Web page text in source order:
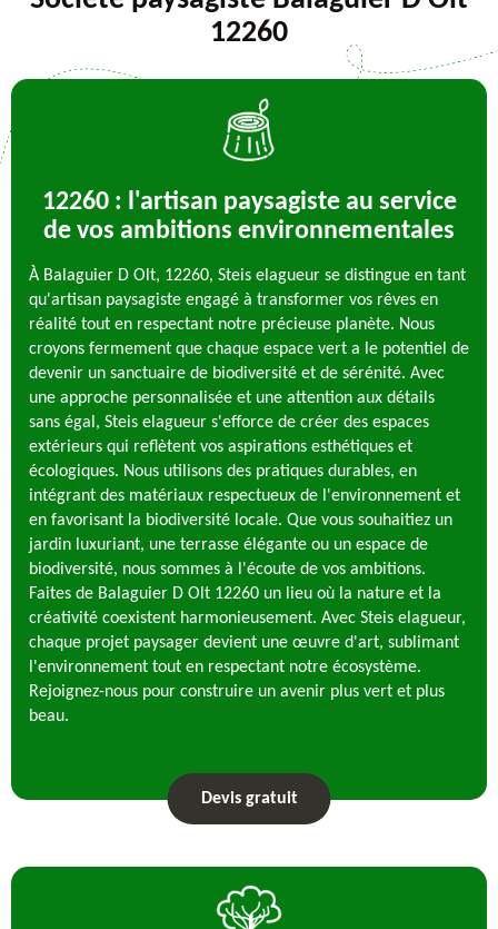
12260
12260 : l'artisan paysagiste au service
de vos ambitions environnementales
À Balaguier D Olt, 12260, Steis elagueur se distingue en tant
qu'artisan paysagiste engagé à transformer vos rêves en
réalité tout en respectant notre précieuse planète. Nous
croyons fermement que chaque espace vert a le potentiel de
devenir un sanctuaire de biodiversité et de sérénité. Avec
une approche personnalisée et une attention aux détails
sans égal, Steis elagueur s'efforce de créer des espaces
extérieurs qui reflètent vos aspirations esthétiques et
écologiques. Nous utilisons des pratiques durables, en
intégrant des matériaux respectueux de l'environnement et
en favorisant la biodiversité locale. Que vous souhaitiez un
jardin luxuriant, une terrasse élégante ou un espace de
biodiversité, nous sommes à l'écoute de vos ambitions.
Faites de Balaguier D Olt 12260 un lieu où la nature et la
créativité coexistent harmonieusement. Avec Steis elagueur,
chaque projet paysager devient une œuvre d'art, sublimant
l'environnement tout en respectant notre écosystème.
Rejoignez-nous pour construire un avenir plus vert et plus
beau.
Devis gratuit